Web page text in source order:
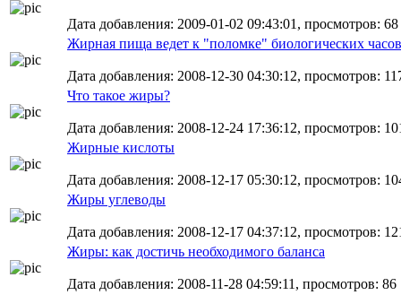
Дата добавления: 2009-01-02 09:43:01, просмотров: 68
Жирная пища ведет к "поломке" биологических часов
Дата добавления: 2008-12-30 04:30:12, просмотров:
Что такое жиры?
Дата добавления: 2008-12-24 17:36:12, просмотров:
Жирные кислоты
Дата добавления: 2008-12-17 05:30:12, просмотров:
Жиры углеводы
Дата добавления: 2008-12-17 04:37:12, просмотров:
Жиры: как достичь необходимого баланса
Дата добавления: 2008-11-28 04:59:11, просмотров: 86